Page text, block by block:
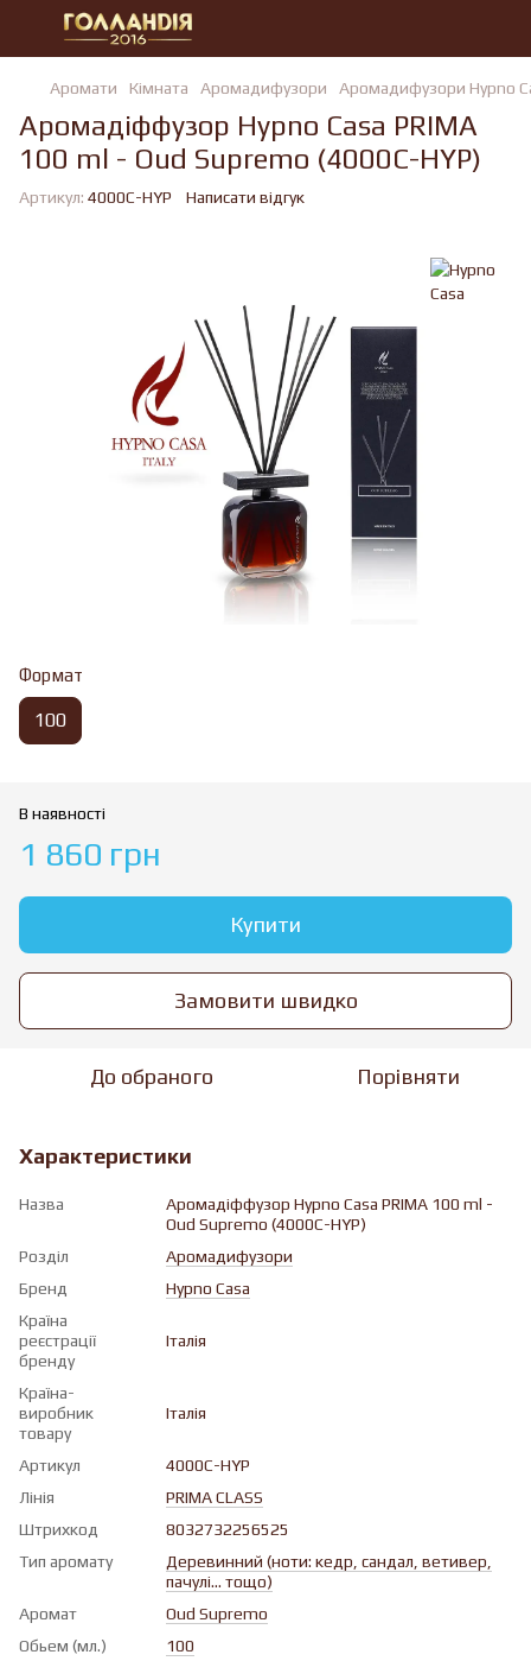
Аромати Кімната Аромадифузори Аромадифузори Hypno
Аромадіффузор Hypno Casa PRIMA
100 ml - Oud Supremo (4000C-HYP)
Артикул: 4000C-HYP Написати відгук
Формат
100
В наявності
1 860 грн
Купити
Замовити швидко
До обраного Порівняти
Характеристики
Назва
Аромадіффузор Hypno Casa PRIMA 100 ml -
Oud Supremo (4000C-HYP)
Розділ
Аромадифузори
Бренд
Hypno Casa
Країна
реєстрації
бренду
Італія
Країна-
виробник
товару
Італія
Артикул
4000C-HYP
Лінія
PRIMA CLASS
Штрихкод
8032732256525
Тип аромату
Деревинний (ноти: кедр, сандал, ветивер,
пачулі... тощо)
Аромат
Oud Supremo
Обьем (мл.)
100